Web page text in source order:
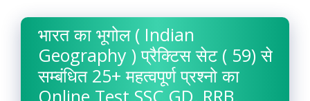
भारत का भूगोल ( Indian
Geography ) प्रैक्टिस सेट ( 59) से
सम्बंधित 25+ महत्वपूर्ण प्रश्नो का
Online Test SSC GD, RRB,